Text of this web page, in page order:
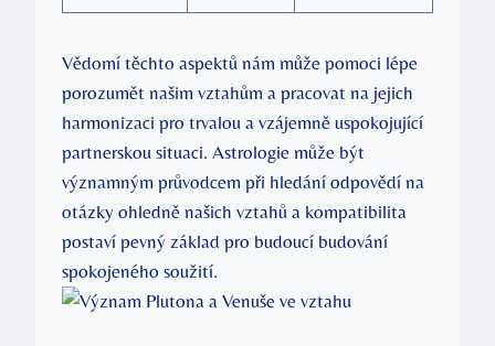
Vědomí těchto aspektů nám může pomoci lépe
porozumět našim vztahům a pracovat na jejich
harmonizaci pro trvalou a vzájemně uspokojující
partnerskou situaci. Astrologie může být
významným průvodcem při hledání odpovědí na
otázky ohledně našich vztahů a kompatibilita
postaví pevný základ pro budoucí budování
spokojeného soužití.